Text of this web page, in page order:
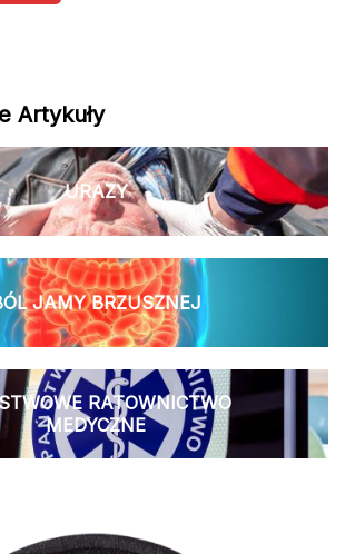
Artykuły
URAZY
JAMY BRZUSZNEJ
RATOWNICTWO
MEDYCZNE